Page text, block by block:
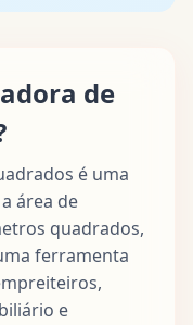
de
é uma
área de
quadrados,
ferramenta
e